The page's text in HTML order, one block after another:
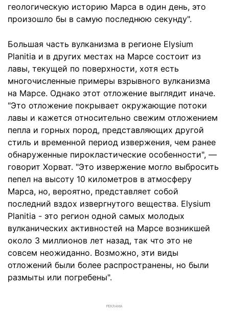
геологическую историю Марса в один день, это
произошло бы в самую последнюю секунду".
Большая часть вулканизма в регионе Elysium
Planitia и в других местах на Марсе состоит из
лавы, текущей по поверхности, хотя есть
многочисленные примеры взрывного вулканизма
на Марсе. Однако этот отложение выглядит иначе.
"Это отложение покрывает окружающие потоки
лавы и кажется относительно свежим отложением
пепла и горных пород, представляющих другой
стиль и временной период извержения, чем ранее
обнаруженные пирокластические особенности", —
говорит Хорват. "Это извержение могло выбросить
пепел на высоту 10 километров в атмосферу
Марса, но, вероятно, представляет собой
последний вздох извергнутого вещества. Elysium
Planitia - это регион одной самых молодых
вулканических активностей на Марсе возникшей
около 3 миллионов лет назад, так что это не
совсем неожиданно. Возможно, эти виды
отложений были более распространены, но были
размыты или погребены".
РЕКЛАМА